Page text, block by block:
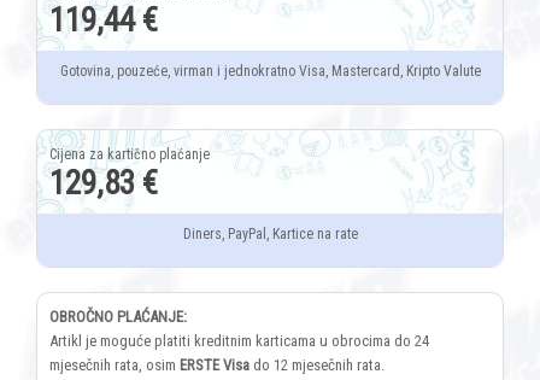
119,44 €
Gotovina, pouzeće, virman i jednokratno Visa, Mastercard, Kripto Valute
129,83 €
Diners, PayPal, Kartice na rate
OBROČNO PLAĆANJE:
Artikl je moguće platiti kreditnim karticama u obrocima do 24
mjesečnih rata, osim ERSTE Visa do 12 mjesečnih rata.